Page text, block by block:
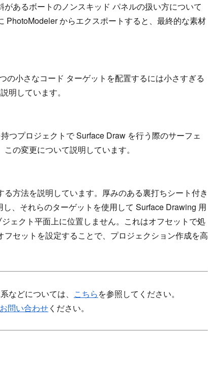
あるボートのノンスキッド パネルの扱い方について
からエクスポートすると、最終的な素材
の小さなコード ターゲットを配置するには小さすぎる
明しています。
つプロジェクトで Surface Draw を行う際のサーフェ
の変更について説明しています。
方法を説明しています。厚みのある裏打ちシート付き
、それらのターゲットを使用して Surface Drawing 用
ェクト平面上に位置しません。これはオフセットで処
セットを設定することで、プロジェクション作成を高
などについては、 こちらを参照してください。
お問い合わせください。